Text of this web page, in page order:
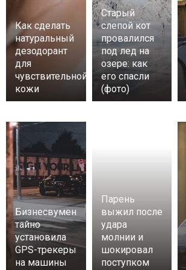
Как сделать
натуральный
дезодорант
для
чувствительной
кожи
Старый
слепой кот
провалился
под лед на
озере: как
его спасли
(фото)
Бизнесвумен
тайно
установила
GPS-трекеры
на машины
Парень
выжил после
удара
молнии и
шокировал
поступком